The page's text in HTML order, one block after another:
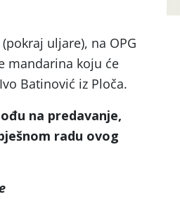
uljare), na OPG
mandarina koju će
Batinović iz Ploča.
na predavanje,
radu ovog